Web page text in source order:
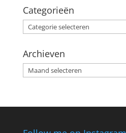
Categorieën
Categorieën
Archieven
Archieven